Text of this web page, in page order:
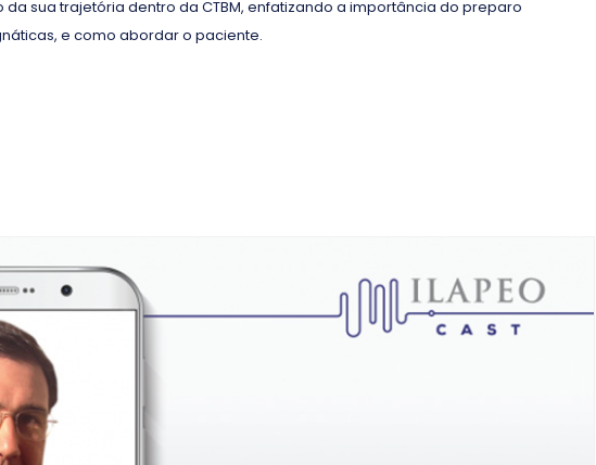
da sua trajetória dentro da CTBM, enfatizando a importância do preparo
e como abordar o paciente.